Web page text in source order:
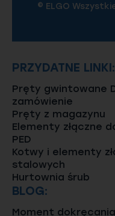
© ELGO
PRZYDATNE LINKI:
Pręty gwintowane
zamówienie
Pręty z magazynu
Elementy złączne
PED
Kotwy i elementy
stalowych
Hurtownia śrub
BLOG:
Moment